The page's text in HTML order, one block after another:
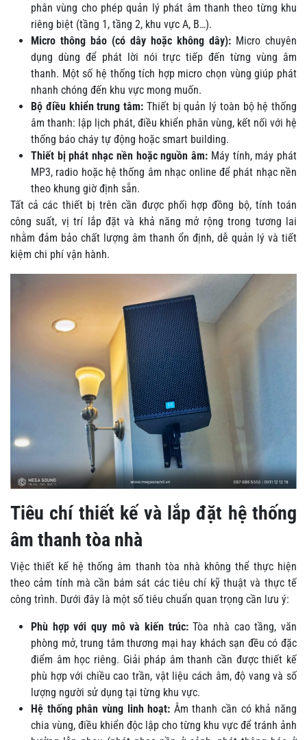
phân vùng cho phép quản lý phát âm thanh theo từng khu
riêng biệt (tầng 1, tầng 2, khu vực A, B…).
Micro thông báo (có dây hoặc không dây): Micro chuyên
dụng dùng để phát lời nói trực tiếp đến từng vùng âm
thanh. Một số hệ thống tích hợp micro chọn vùng giúp phát
nhanh chóng đến khu vực mong muốn.
Bộ điều khiển trung tâm: Thiết bị quản lý toàn bộ hệ thống
âm thanh: lập lịch phát, điều khiển phân vùng, kết nối với hệ
thống báo cháy tự động hoặc smart building.
Thiết bị phát nhạc nền hoặc nguồn âm: Máy tính, máy phát
MP3, radio hoặc hệ thống âm nhạc online để phát nhạc nền
theo khung giờ định sẵn.
Tất cả các thiết bị trên cần được phối hợp đồng bộ, tính toán
công suất, vị trí lắp đặt và khả năng mở rộng trong tương lai
nhằm đảm bảo chất lượng âm thanh ổn định, dễ quản lý và tiết
kiệm chi phí vận hành.
Tiêu chí thiết kế và lắp đặt hệ thống
âm thanh tòa nhà
Việc thiết kế hệ thống âm thanh tòa nhà không thể thực hiện
theo cảm tính mà cần bám sát các tiêu chí kỹ thuật và thực tế
công trình. Dưới đây là một số tiêu chuẩn quan trọng cần lưu ý:
Phù hợp với quy mô và kiến trúc:Tòa nhà cao tầng, văn
phòng mở, trung tâm thương mại hay khách sạn đều có đặc
điểm âm học riêng. Giải pháp âm thanh cần được thiết kế
phù hợp với chiều cao trần, vật liệu cách âm, độ vang và số
lượng người sử dụng tại từng khu vực.
Hệ thống phân vùng linh hoạt: Âm thanh cần có khả năng
chia vùng, điều khiển độc lập cho từng khu vực để tránh ảnh